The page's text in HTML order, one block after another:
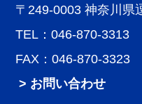
〒249-0003 神奈川県
TEL：046-870-3313
FAX：046-870-3323
> お問い合わせ